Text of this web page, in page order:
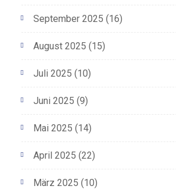
September 2025 (16)
August 2025 (15)
Juli 2025 (10)
Juni 2025 (9)
Mai 2025 (14)
April 2025 (22)
März 2025 (10)